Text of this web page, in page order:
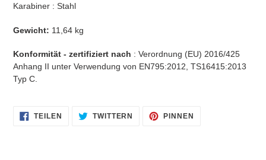
Karabiner : Stahl
Gewicht: 11,64 kg
Konformität - zertifiziert nach : Verordnung (EU) 2016/425
Anhang II unter Verwendung von EN795:2012, TS16415:2013
Typ C.
TEILEN
FACEBOOK
TWITTERN
AUF
TWITTER
PINNEN